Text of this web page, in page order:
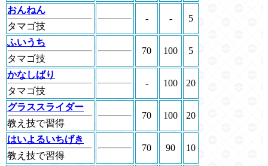
おんねん
タマゴ技
- - 5
ふいうち
タマゴ技
70 100 5
かなしばり
タマゴ技
- 100 20
グラススライダー
教え技で習得
70 100 20
はいよるいちげき
教え技で習得
70 90 10